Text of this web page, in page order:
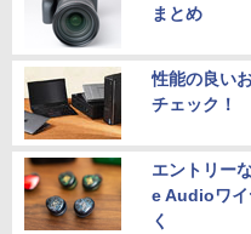
まとめ
性能の良い
チェック！
エントリー
e Audioワイ
く